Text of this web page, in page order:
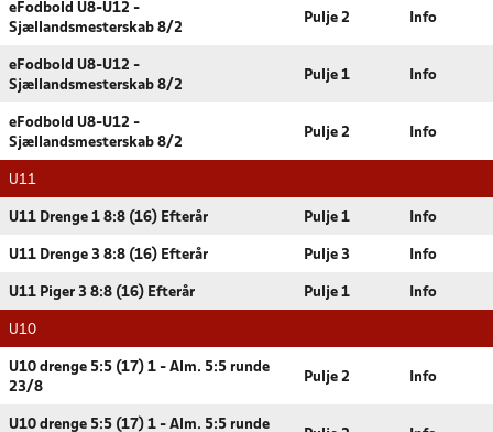
eFodbold U8-U12 -
Sjællandsmesterskab 8/2
Pulje 2 Info
eFodbold U8-U12 -
Sjællandsmesterskab 8/2
Pulje 1 Info
eFodbold U8-U12 -
Sjællandsmesterskab 8/2
Pulje 2 Info
U11
U11 Drenge 1 8:8 (16) Efterår Pulje 1 Info
U11 Drenge 3 8:8 (16) Efterår Pulje 3 Info
U11 Piger 3 8:8 (16) Efterår Pulje 1 Info
U10
U10 drenge 5:5 (17) 1 - Alm. 5:5 runde
23/8
Pulje 2 Info
U10 drenge 5:5 (17) 1 - Alm. 5:5 runde